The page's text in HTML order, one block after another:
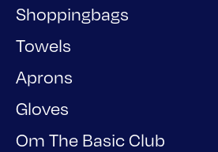
Shoppingbags
Towels
Aprons
Gloves
Om The Basic Club